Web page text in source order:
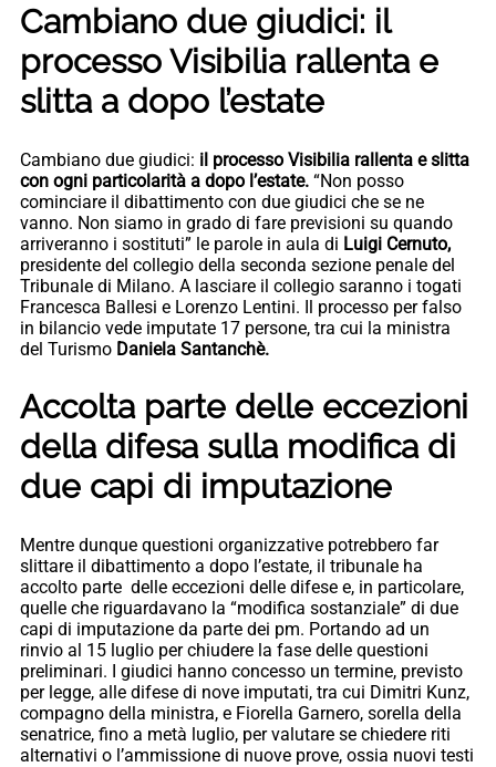
Cambiano due giudici: il
processo Visibilia rallenta e
slitta a dopo l’estate
Cambiano due giudici: il processo Visibilia rallenta e slitta
con ogni particolarità a dopo l’estate. “Non posso
cominciare il dibattimento con due giudici che se ne
vanno. Non siamo in grado di fare previsioni su quando
arriveranno i sostituti” le parole in aula di Luigi Cernuto,
presidente del collegio della seconda sezione penale del
Tribunale di Milano. A lasciare il collegio saranno i togati
Francesca Ballesi e Lorenzo Lentini. Il processo per falso
in bilancio vede imputate 17 persone, tra cui la ministra
del Turismo Daniela Santanchè.
Accolta parte delle eccezioni
della difesa sulla modifica di
due capi di imputazione
Mentre dunque questioni organizzative potrebbero far
slittare il dibattimento a dopo l’estate, il tribunale ha
accolto parte delle eccezioni delle difese e, in particolare,
quelle che riguardavano la “modifica sostanziale” di due
capi di imputazione da parte dei pm. Portando ad un
rinvio al 15 luglio per chiudere la fase delle questioni
preliminari. I giudici hanno concesso un termine, previsto
per legge, alle difese di nove imputati, tra cui Dimitri Kunz,
compagno della ministra, e Fiorella Garnero, sorella della
senatrice, fino a metà luglio, per valutare se chiedere riti
alternativi o l’ammissione di nuove prove, ossia nuovi testi